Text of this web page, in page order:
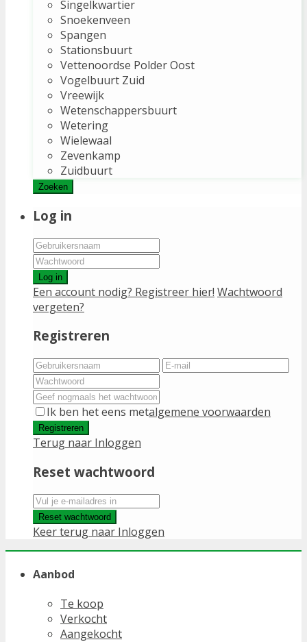
Singelkwartier
Snoekenveen
Spangen
Stationsbuurt
Vettenoordse Polder Oost
Vogelbuurt Zuid
Vreewijk
Wetenschappersbuurt
Wetering
Wielewaal
Zevenkamp
Zuidbuurt
Zoeken
Log in
Log in
Een account nodig? Registreer hier! Wachtwoord
vergeten?
Registreren
Ik ben het eens metalgemene voorwaarden
Registreren
Terug naar Inloggen
Reset wachtwoord
Reset wachtwoord
Keer terug naar Inloggen
Aanbod
Te koop
Verkocht
Aangekocht